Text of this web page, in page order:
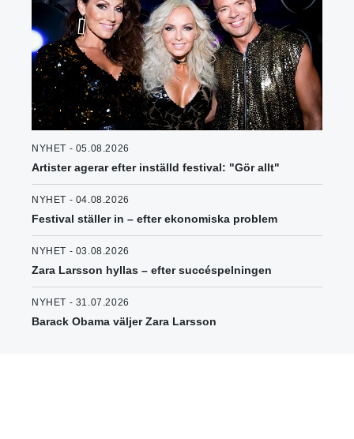
NYHET - 05.08.2026
Artister agerar efter inställd festival: "Gör allt"
NYHET - 04.08.2026
Festival ställer in – efter ekonomiska problem
NYHET - 03.08.2026
Zara Larsson hyllas – efter succéspelningen
NYHET - 31.07.2026
Barack Obama väljer Zara Larsson